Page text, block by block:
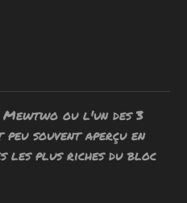
Mewtwo ou l'un des 3
souvent aperçu en
les plus riches du bloc